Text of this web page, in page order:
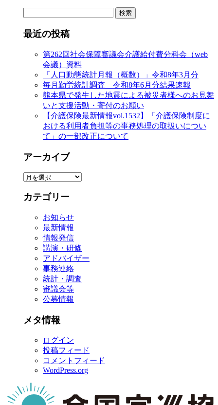
最近の投稿
第262回社会保障審議会介護給付費分科会（web
会議）資料
「人口動態統計月報（概数）」令和8年3月分
毎月勤労統計調査 令和8年6月分結果速報
熊本県で発生した地震による被災者様へのお見舞
いと支援活動・寄付のお願い
【介護保険最新情報vol.1532】「介護保険制度に
おける利用者負担等の事務処理の取扱いについ
て」の一部改正について
アーカイブ
ア
カ
カテゴリー
お知らせ
最新情報
情報発信
講演・研修
アドバイザー
事務連絡
統計・調査
審議会等
公募情報
メタ情報
ログイン
投稿フィード
コメントフィード
WordPress.org